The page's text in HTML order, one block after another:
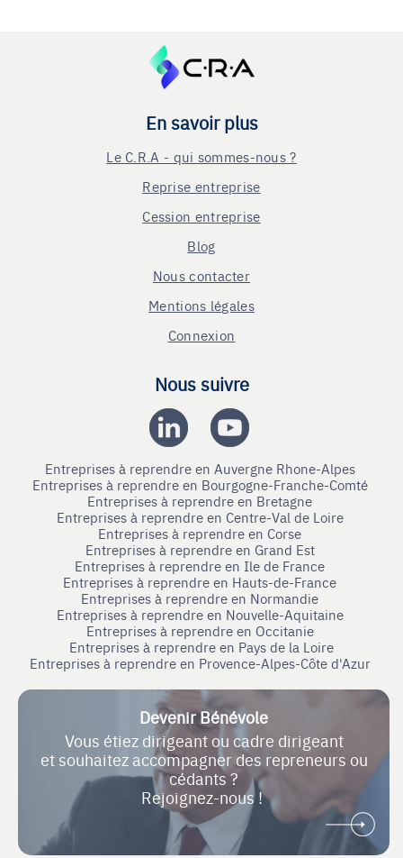
En savoir plus
Le C.R.A - qui sommes-nous ?
Reprise entreprise
Cession entreprise
Blog
Nous contacter
Mentions légales
Connexion
Nous suivre
Entreprises à reprendre en Auvergne Rhone-Alpes
Entreprises à reprendre en Bourgogne-Franche-Comté
Entreprises à reprendre en Bretagne
Entreprises à reprendre en Centre-Val de Loire
Entreprises à reprendre en Corse
Entreprises à reprendre en Grand Est
Entreprises à reprendre en Ile de France
Entreprises à reprendre en Hauts-de-France
Entreprises à reprendre en Normandie
Entreprises à reprendre en Nouvelle-Aquitaine
Entreprises à reprendre en Occitanie
Entreprises à reprendre en Pays de la Loire
Entreprises à reprendre en Provence-Alpes-Côte d'Azur
Devenir Bénévole
Vous étiez dirigeant ou cadre dirigeant
et souhaitez accompagner des repreneurs ou
cédants ?
Rejoignez-nous !